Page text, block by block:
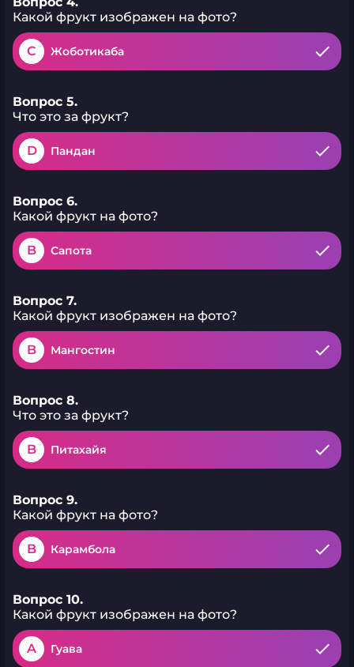
Какой фрукт изображен на фото?
C Жоботикаба
Вопрос 5.
Что это за фрукт?
D Пандан
Вопрос 6.
Какой фрукт на фото?
B Сапота
Вопрос 7.
Какой фрукт изображен на фото?
B Мангостин
Вопрос 8.
Что это за фрукт?
B Питахайя
Вопрос 9.
Какой фрукт на фото?
B Карамбола
Вопрос 10.
Какой фрукт изображен на фото?
A Гуава